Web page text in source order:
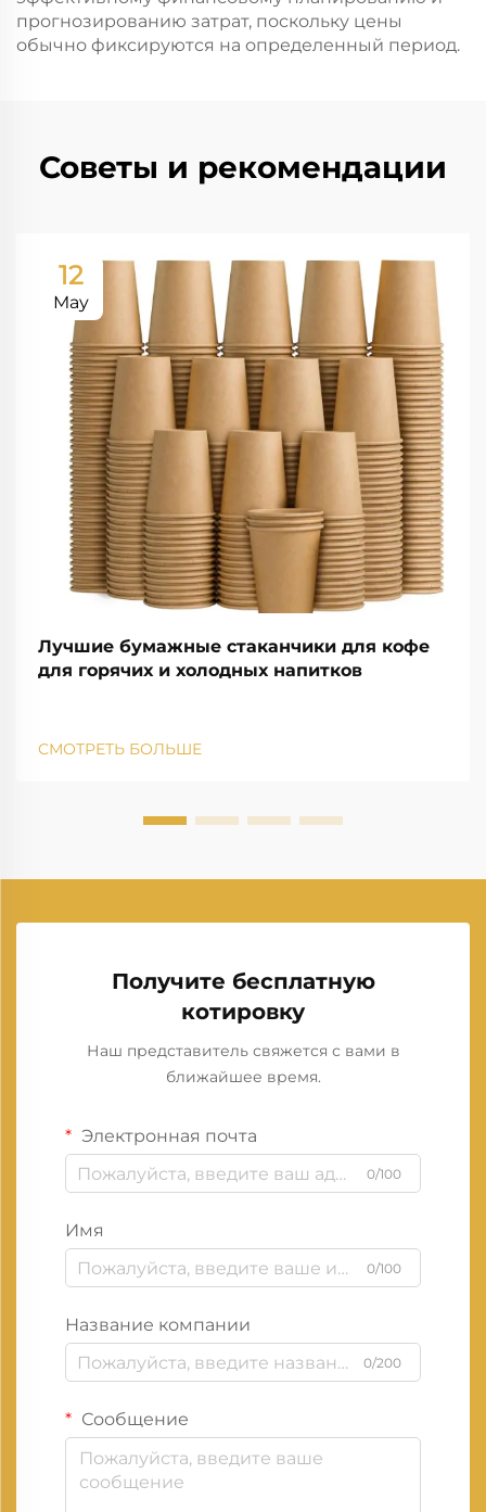
прогнозированию затрат, поскольку цены
обычно фиксируются на определенный период.
Советы и рекомендации
12
May
Лучшие бумажные стаканчики для кофе
для горячих и холодных напитков
СМОТРЕТЬ БОЛЬШЕ
Получите бесплатную
котировку
Наш представитель свяжется с вами в
ближайшее время.
Электронная почта
0/100
Имя
0/100
Название компании
0/200
Сообщение